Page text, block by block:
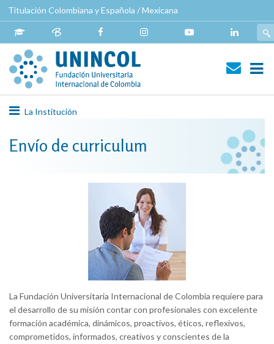
Pasar
al
contenido
principal
Titulación Colombiana y Española / Mexicana
principalLa Institución
Envío de curriculum
La Fundación Universitaria Internacional de Colombia requiere para
el desarrollo de su misión contar con profesionales con excelente
formación académica, dinámicos, proactivos, éticos, reflexivos,
comprometidos, informados, creativos y conscientes de la